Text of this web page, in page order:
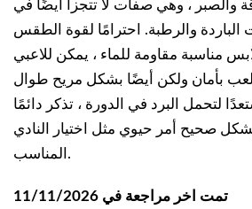
والصبر ، وهي صفات لا تتجزأ أيضًا في
الباردة والرطبة. احترامًا لقوة الطقس
مناسبة مقاومة للماء ، يمكن للاعبي
بأمان ولكن أيضًا بشكل مريح طوال
لتحمل البرد في الدورة ، تذكر دائمًا
صحيح أمر حيوي مثل اختيار النادي
المناسب.
تمت اخر مراجعة في 11/11/2026